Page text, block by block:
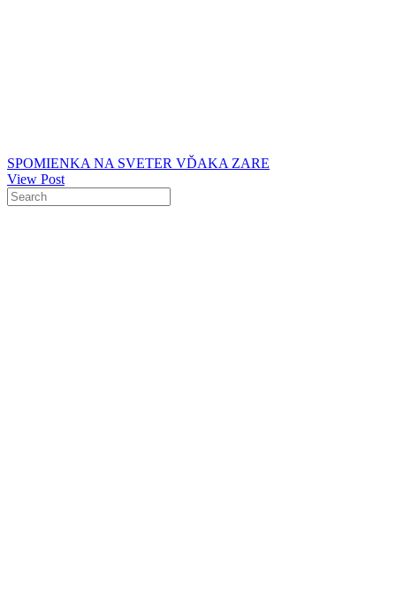
SPOMIENKA NA SVETER VĎAKA ZARE
View Post